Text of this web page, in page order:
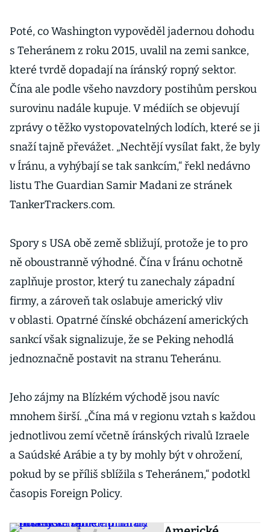
Poté, co Washington vypověděl jadernou dohodu
s Teheránem z roku 2015, uvalil na zemi sankce,
které tvrdě dopadají na íránský ropný sektor.
Čína ale podle všeho navzdory postihům perskou
surovinu nadále kupuje. V médiích se objevují
zprávy o těžko vystopovatelných lodích, které se ji
snaží tajně převážet. „Nechtějí vysílat fakt, že byly
v Íránu, a vyhýbají se tak sankcím,“ řekl nedávno
listu The Guardian Samir Madani ze stránek
TankerTrackers.com.
Spory s USA obě země sbližují, protože je to pro
ně oboustranně výhodné. Čína v Íránu ochotně
zaplňuje prostor, který tu zanechaly západní
firmy, a zároveň tak oslabuje americký vliv
v oblasti. Opatrné čínské obcházení amerických
sankcí však signalizuje, že se Peking nehodlá
jednoznačně postavit na stranu Teheránu.
Jeho zájmy na Blízkém východě jsou navíc
mnohem širší. „Čína má v regionu vztah s každou
jednotlivou zemí včetně íránských rivalů Izraele
a Saúdské Arábie a ty by mohly být v ohrožení,
pokud by se příliš sblížila s Teheránem,“ podotkl
časopis Foreign Policy.